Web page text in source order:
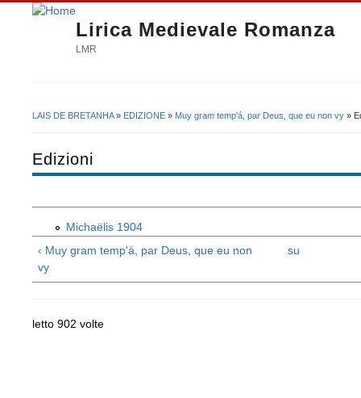
Lirica Medievale Romanza
LMR
LAIS DE BRETANHA» EDIZIONE » Muy gram temp'á, par Deus, que eu non vy »
Edizioni
Michaëlis 1904
‹ Muy gram temp'á, par Deus, que eu non
vy
su
letto 902 volte